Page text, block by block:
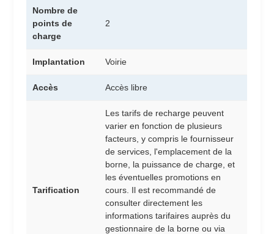
Nombre de
points de
charge
2
Implantation Voirie
Accès Accès libre
Tarification
Les tarifs de recharge peuvent
varier en fonction de plusieurs
facteurs, y compris le fournisseur
de services, l'emplacement de la
borne, la puissance de charge, et
les éventuelles promotions en
cours. Il est recommandé de
consulter directement les
informations tarifaires auprès du
gestionnaire de la borne ou via